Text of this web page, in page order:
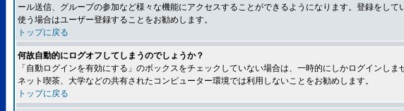
ール送信、グループの参加など様々な機能にアクセスすることができるようになります。登録をし
使う場合はユーザー登録することをお勧めします。
トップに戻る
何故自動的にログオフしてしまうのでしょうか？
「自動ログインを有効にする」のボックスをチェックしていない場合は、一時的にしかログインし
ネット喫茶、大学などの共有されたコンピューター環境では利用しないことをお勧めします。
トップに戻る